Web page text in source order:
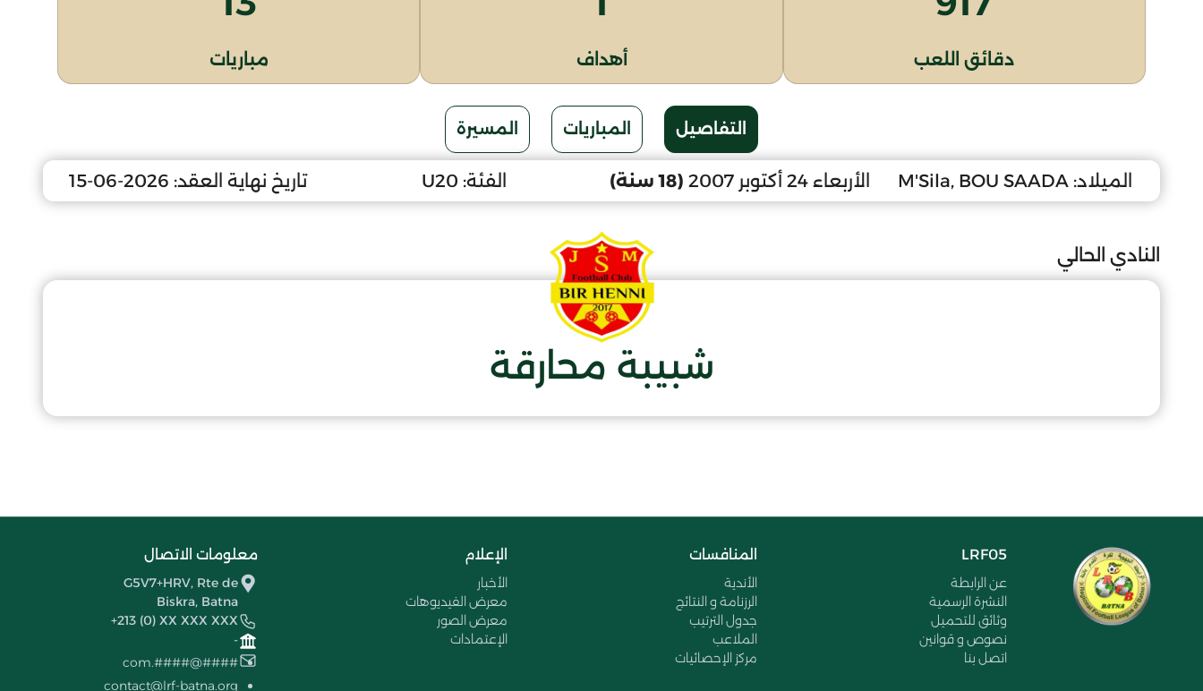
دقائق اللعب أهداف مباريات
التفاصيل المباريات المسيرة
الميلاد: M'Sila, BOU SAADA الأربعاء 24 أكتوبر 2007 (18 سنة) الفئة: U20 تاريخ نهاية العقد: 2026-06-15
النادي الحالي
شبيبة محارقة
LRF05
عن الرابطة
النشرة الرسمية
وثائق للتحميل
نصوص و قوانين
اتصل بنا
المنافسات
الأندية
الرزنامة و النتائج
جدول الترتيب
الملاعب
مركز الإحصائيات
الإعلام
الأخبار
معرض الفيديوهات
معرض الصور
الإعتمادات
معلومات الاتصال
G5V7+HRV, Rte de
Biskra, Batna
+213 (0) XX XXX XXX
-
####@####.com
contact@lrf-batna.org